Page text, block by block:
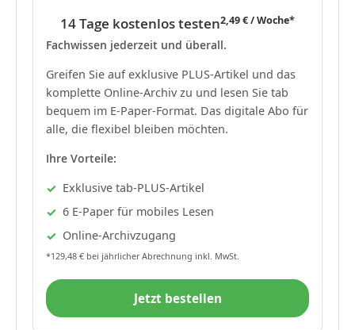
14 Tage kostenlos testen2,49 € / Woche*
Fachwissen jederzeit und überall.
Greifen Sie auf exklusive PLUS-Artikel und das
komplette Online-Archiv zu und lesen Sie tab
bequem im E-Paper-Format. Das digitale Abo für
alle, die flexibel bleiben möchten.
Ihre Vorteile:
Exklusive tab-PLUS-Artikel
6 E-Paper für mobiles Lesen
Online-Archivzugang
*129,48 € bei jährlicher Abrechnung inkl. MwSt.
Jetzt bestellen